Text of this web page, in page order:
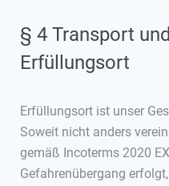
§ 4 Transport
Erfüllungsort
Erfüllungsort ist unser
Soweit nicht anders
gemäß Incoterms 2020
Gefahrenübergang